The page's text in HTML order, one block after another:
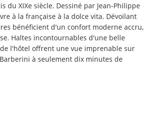
XIXe siècle. Dessiné par Jean-Philippe
à la française à la dolce vita. Dévoilant
bénéficient d'un confort moderne accru,
Haltes incontournables d'une belle
l'hôtel offrent une vue imprenable sur
à seulement dix minutes de